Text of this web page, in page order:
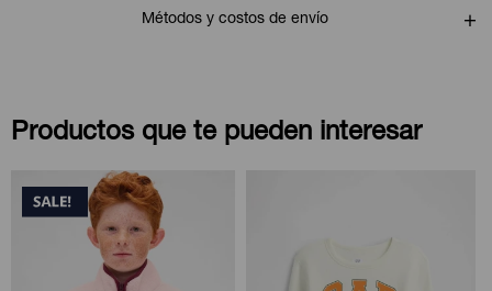
Métodos y costos de envío
Productos que te pueden interesar